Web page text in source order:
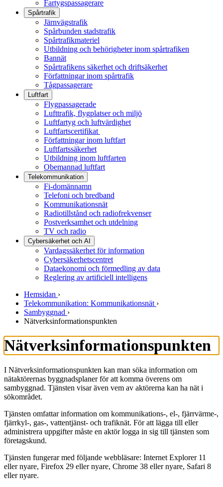
Fartygspassagerare
Spårtrafik
Järnvägstrafik
Spårbunden stadstrafik
Spårtrafikmateriel
Utbildning och behörigheter inom spårtrafiken
Bannät
Spårtrafikens säkerhet och driftsäkerhet
Författningar inom spårtrafik
Tågpassagerare
Luftfart
Flygpassagerade
Lufttrafik, flygplatser och miljö
Luftfartyg och luftvärdighet
Luftfartscertifikat
Författningar inom luftfart
Luftfartssäkerhet
Utbildning inom luftfarten
Obemannad luftfart
Telekommunikation
Fi-domännamn
Telefoni och bredband
Kommunikationsnät
Radiotillstånd och radiofrekvenser
Postverksamhet och utdelning
TV och radio
Cybersäkerhet och AI
Vardagssäkerhet för information
Cybersäkerhetscentret
Dataekonomi och förmedling av data
Reglering av artificiell intelligens
Hemsidan ›
Telekommunikation: Kommunikationsnät ›
Sambyggnad ›
Nätverksinformationspunkten
Nätverksinformationspunkten
I Nätverksinformationspunkten kan man söka information om
nätaktörernas byggnadsplaner för att komma överens om
sambyggnad. Tjänsten visar även vem av aktörerna kan ha nät i
sökområdet.
Tjänsten omfattar information om kommunikations-, el-, fjärrvärme-,
fjärrkyl-, gas-, vattentjänst- och trafiknät. För att lägga till eller
administrera uppgifter måste en aktör logga in sig till tjänsten som
företagskund.
Tjänsten fungerar med följande webbläsare: Internet Explorer 11
eller nyare, Firefox 29 eller nyare, Chrome 38 eller nyare, Safari 8
eller nyare.